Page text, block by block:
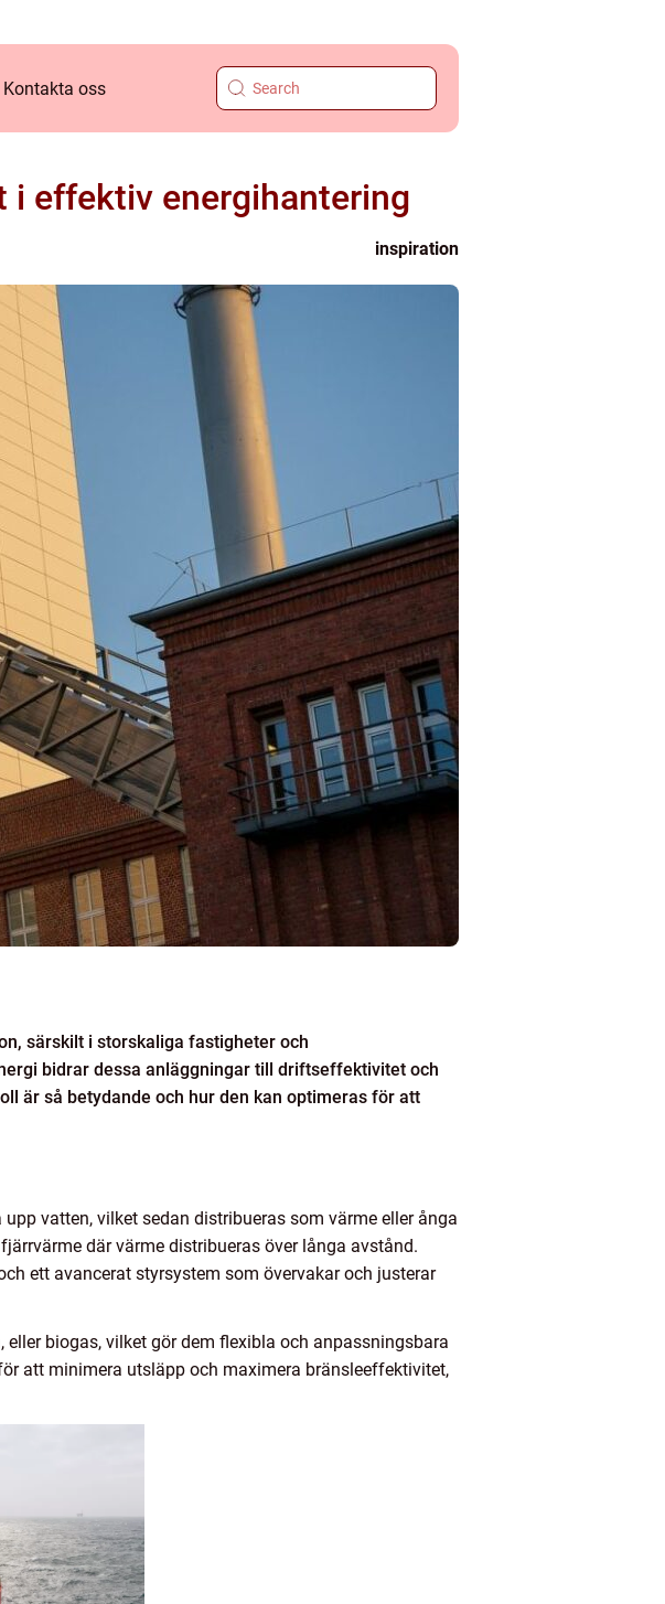
Kontakta oss
i effektiv energihantering
inspiration
särskilt i storskaliga fastigheter och
bidrar dessa anläggningar till driftseffektivitet och
är så betydande och hur den kan optimeras för att
vatten, vilket sedan distribueras som värme eller ånga
där värme distribueras över långa avstånd.
ett avancerat styrsystem som övervakar och justerar
biogas, vilket gör dem flexibla och anpassningsbara
att minimera utsläpp och maximera bränsleeffektivitet,